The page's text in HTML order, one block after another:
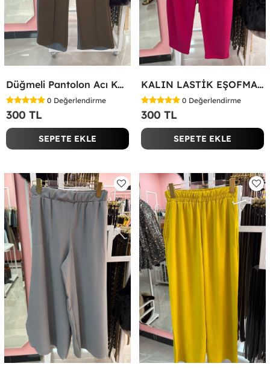
Düğmeli Pantolon Acı Kahve
0 Değerlendirme
300 TL
SEPETE EKLE
KALIN LASTİK EŞOFMAN ALTI Fuşya
0 Değerlendirme
300 TL
SEPETE EKLE